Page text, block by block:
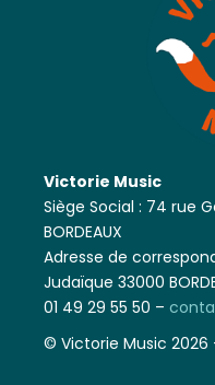
Victorie Music
Siège Social : 74 rue
BORDEAUX
Adresse de
Judaïque 33000
01 49 29 55 50 –
© Victorie Music